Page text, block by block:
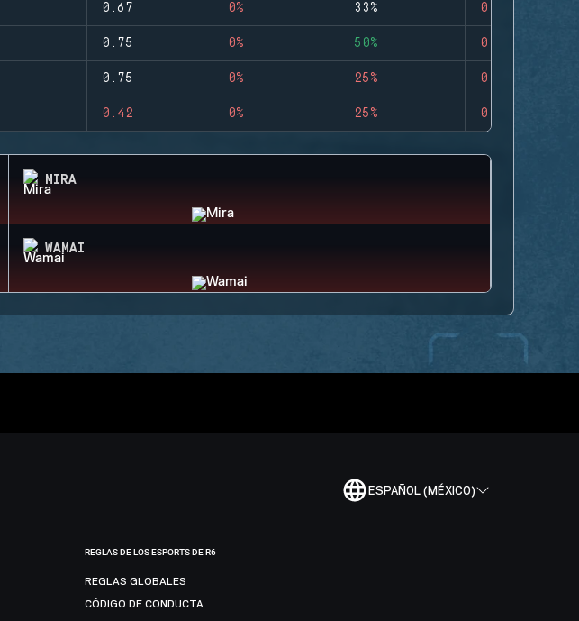
0.67 0% 33% 0
0.75 0% 50% 0
0.75 0% 25% 0
0.42 0% 25% 0
MIRA
WAMAI
ESPAÑOL (MÉXICO)
REGLAS DE LOS ESPORTS DE R6
REGLAS GLOBALES
CÓDIGO DE CONDUCTA